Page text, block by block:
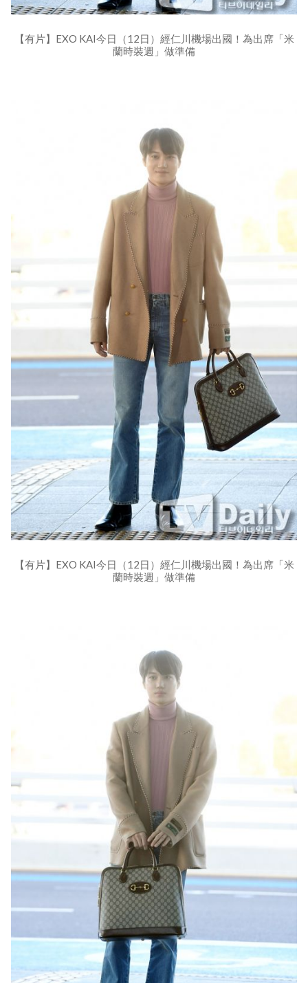
【有片】EXO KAI今日（12日）經仁川機場出國！為出席「米
蘭時裝週」做準備
【有片】EXO KAI今日（12日）經仁川機場出國！為出席「米
蘭時裝週」做準備